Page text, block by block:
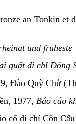
an Tonkin et
und fruheste
quật di chỉ Đông
Đào Quỳ Chử
1977, Báo cáo
cổ di chỉ Cồn